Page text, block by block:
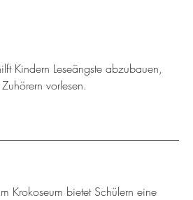
Kindern Leseängste abzubauen,
vorlesen.
Krokoseum bietet Schülern eine